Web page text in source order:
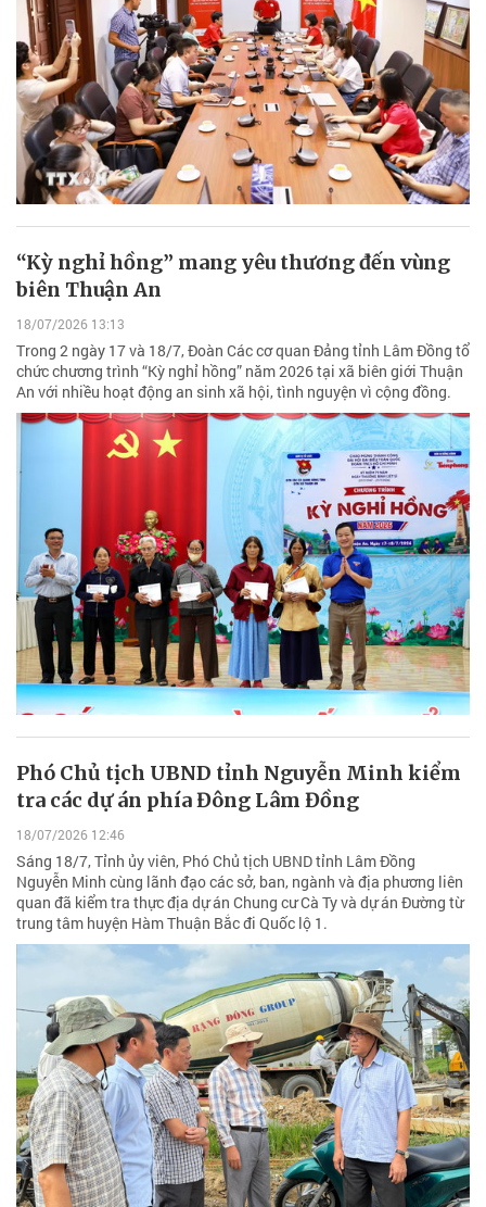
“Kỳ nghỉ hồng” mang yêu thương đến vùng
biên Thuận An
18/07/2026 13:13
Trong 2 ngày 17 và 18/7, Đoàn Các cơ quan Đảng tỉnh Lâm Đồng tổ
chức chương trình “Kỳ nghỉ hồng” năm 2026 tại xã biên giới Thuận
An với nhiều hoạt động an sinh xã hội, tình nguyện vì cộng đồng.
Phó Chủ tịch UBND tỉnh Nguyễn Minh kiểm
tra các dự án phía Đông Lâm Đồng
18/07/2026 12:46
Sáng 18/7, Tỉnh ủy viên, Phó Chủ tịch UBND tỉnh Lâm Đồng
Nguyễn Minh cùng lãnh đạo các sở, ban, ngành và địa phương liên
quan đã kiểm tra thực địa dự án Chung cư Cà Ty và dự án Đường từ
trung tâm huyện Hàm Thuận Bắc đi Quốc lộ 1.